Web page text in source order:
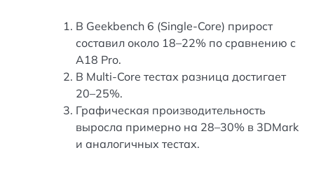
В Geekbench 6 (Single-Core) прирост
составил около 18–22% по сравнению с
A18 Pro.
В Multi-Core тестах разница достигает
20–25%.
Графическая производительность
выросла примерно на 28–30% в 3DMark
и аналогичных тестах.